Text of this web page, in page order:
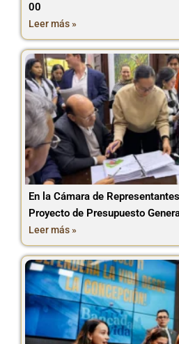
00
Leer más »
En la Cámara de
Proyecto de Presupuesto
Leer más »